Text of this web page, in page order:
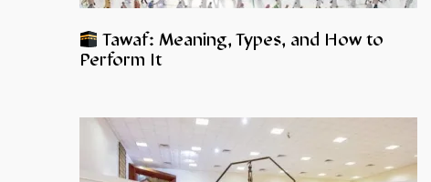
Tawaf: Meaning, Types, and How to
Perform It